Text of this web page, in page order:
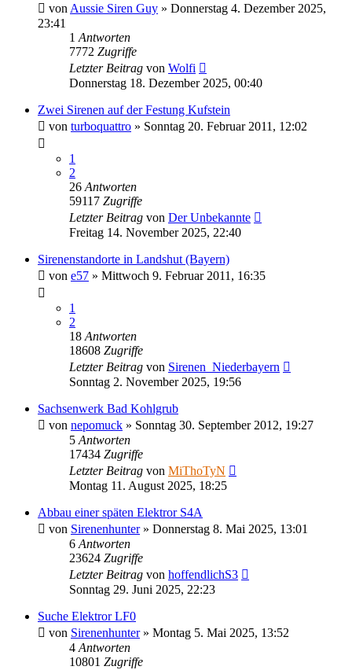
von Aussie Siren Guy » Donnerstag 4. Dezember 2025,
23:41
1 Antworten
7772 Zugriffe
Letzter Beitrag von Wolfi
Donnerstag 18. Dezember 2025, 00:40
Zwei Sirenen auf der Festung Kufstein
von turboquattro » Sonntag 20. Februar 2011, 12:02
1
2
26 Antworten
59117 Zugriffe
Letzter Beitrag von Der Unbekannte
Freitag 14. November 2025, 22:40
Sirenenstandorte in Landshut (Bayern)
von e57 » Mittwoch 9. Februar 2011, 16:35
1
2
18 Antworten
18608 Zugriffe
Letzter Beitrag von Sirenen_Niederbayern
Sonntag 2. November 2025, 19:56
Sachsenwerk Bad Kohlgrub
von nepomuck » Sonntag 30. September 2012, 19:27
5 Antworten
17434 Zugriffe
Letzter Beitrag von MiThoTyN
Montag 11. August 2025, 18:25
Abbau einer späten Elektror S4A
von Sirenenhunter» Donnerstag 8. Mai 2025, 13:01
6 Antworten
23624 Zugriffe
Letzter Beitrag von hoffendlichS3
Sonntag 29. Juni 2025, 22:23
Suche Elektror LF0
von Sirenenhunter» Montag 5. Mai 2025, 13:52
4 Antworten
10801 Zugriffe